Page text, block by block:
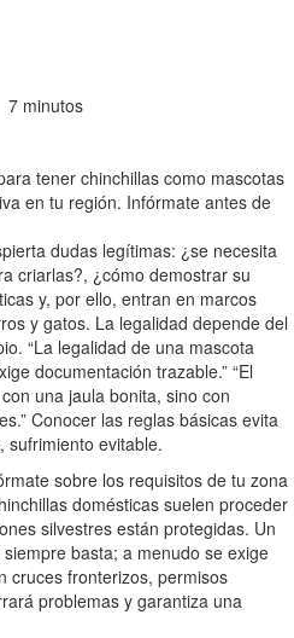
7 minutos
tener chinchillas como mascotas
en tu región. Infórmate antes de
dudas legítimas: ¿se necesita
criarlas?, ¿cómo demostrar su
y, por ello, entran en marcos
y gatos. La legalidad depende del
“La legalidad de una mascota
documentación trazable.” “El
una jaula bonita, sino con
Conocer las reglas básicas evita
sufrimiento evitable.
sobre los requisitos de tu zona
domésticas suelen proceder
silvestres están protegidas. Un
basta; a menudo se exige
cruces fronterizos, permisos
problemas y garantiza una